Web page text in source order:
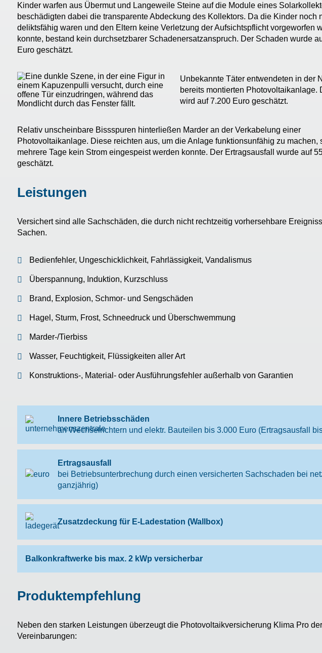
Kinder warfen aus Übermut und Langeweile Steine auf die Module eines
beschädigten dabei die transparente Abdeckung des Kollektors. Da die Kinder noch
deliktsfähig waren und den Eltern keine Verletzung der Aufsichtspflicht vorgeworfen
konnte, bestand kein durchsetzbarer Schadenersatzanspruch. Der Schaden wurde
Euro geschätzt.
Unbekannte Täter entwendeten in der
bereits montierten
wird auf 7.200 Euro geschätzt.
Relativ unscheinbare Bissspuren hinterließen Marder an der Verkabelung einer
Photovoltaikanlage. Diese reichten aus, um die Anlage funktionsunfähig zu machen,
mehrere Tage kein Strom eingespeist werden konnte. Der Ertragsausfall wurde auf
geschätzt.
Leistungen
Versichert sind alle Sachschäden, die durch nicht rechtzeitig vorhersehbare
Sachen.
Bedienfehler, Ungeschicklichkeit, Fahrlässigkeit, Vandalismus
Überspannung, Induktion, Kurzschluss
Brand, Explosion, Schmor- und Sengschäden
Hagel, Sturm, Frost, Schneedruck und Überschwemmung
Marder-/Tierbiss
Wasser, Feuchtigkeit, Flüssigkeiten aller Art
Konstruktions-, Material- oder Ausführungsfehler außerhalb von Garantien
Innere Betriebsschäden
an Wechselrichtern und elektr. Bauteilen bis 3.000 Euro (Ertragsausfall
Ertragsausfall
bei Betriebsunterbrechung durch einen versicherten Sachschaden bei
ganzjährig)
Zusatzdeckung für E-Ladestation (Wallbox)
Balkonkraftwerke bis max. 2 kWp versicherbar
Produktempfehlung
Neben den starken Leistungen überzeugt die Photovoltaikversicherung Klima Pro
Vereinbarungen: